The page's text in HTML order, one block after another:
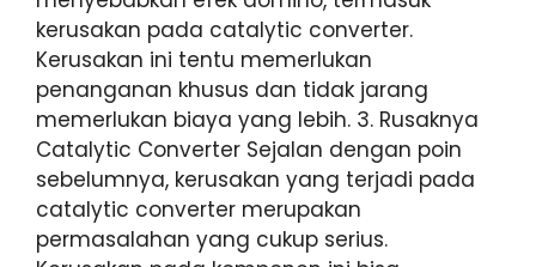
kerusakan pada catalytic converter.
Kerusakan ini tentu memerlukan
penanganan khusus dan tidak jarang
memerlukan biaya yang lebih. 3. Rusaknya
Catalytic Converter Sejalan dengan poin
sebelumnya, kerusakan yang terjadi pada
catalytic converter merupakan
permasalahan yang cukup serius.